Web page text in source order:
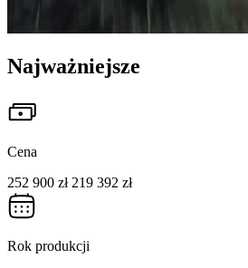
Najważniejsze
Cena
252 900 zł 219 392 zł
Rok produkcji